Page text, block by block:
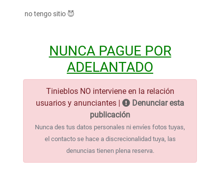
no tengo sitio 😈
NUNCA PAGUE POR
ADELANTADO
Tinieblos NO interviene en la relación
usuarios y anunciantes |
Denunciar esta
publicación
Nunca des tus datos personales ni envíes fotos tuyas,
el contacto se hace a discrecionalidad tuya, las
denuncias tienen plena reserva.